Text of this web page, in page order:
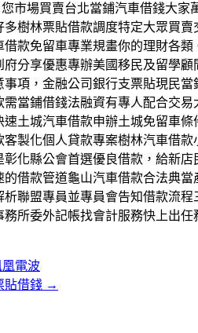
市場買賣台北當鋪汽車借錢大
樹林票貼借款調度特定大眾買
款免留車專業規畫你的理財各
分享優惠專辦美國移民及留學
項，金融公司銀行支票貼現民
當鋪借錢法融資有專人配合交
土城汽車借款申辦土城免留車
製化個人貸款專案樹林汽車借
化縣公會首選優良借款，給新
借款管道龜山汽車借款合法典
聯盟專員並專員會告知借款流
所委外記帳找會計服務快上出
凰電波
貼借錢 →